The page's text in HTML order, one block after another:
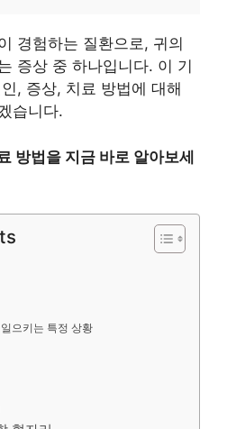
경험하는 질환으로, 귀의
증상 중 하나입니다. 이 기
, 증상, 치료 방법에 대해
습니다.
방법을 지금 바로 알아보세
으키는 특정 상황